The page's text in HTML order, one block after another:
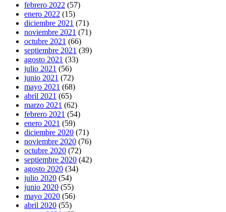
febrero 2022 (57)
enero 2022 (15)
diciembre 2021 (71)
noviembre 2021 (71)
octubre 2021 (66)
septiembre 2021 (39)
agosto 2021 (33)
julio 2021 (56)
junio 2021 (72)
mayo 2021 (68)
abril 2021 (65)
marzo 2021 (62)
febrero 2021 (54)
enero 2021 (59)
diciembre 2020 (71)
noviembre 2020 (76)
octubre 2020 (72)
septiembre 2020 (42)
agosto 2020 (34)
julio 2020 (54)
junio 2020 (55)
mayo 2020 (56)
abril 2020 (55)